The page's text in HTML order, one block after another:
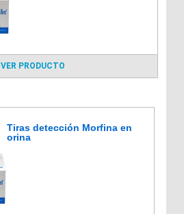
VER PRODUCTO
Tiras detección Morfina en
orina